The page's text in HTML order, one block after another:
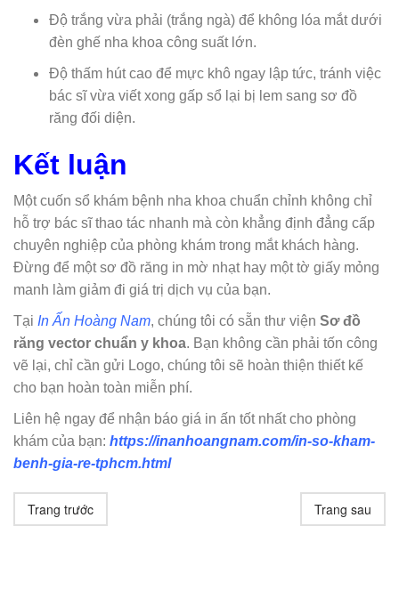
Độ trắng vừa phải (trắng ngà) để không lóa mắt dưới
đèn ghế nha khoa công suất lớn.
Độ thấm hút cao để mực khô ngay lập tức, tránh việc
bác sĩ vừa viết xong gấp sổ lại bị lem sang sơ đồ
răng đối diện.
Kết luận
Một cuốn sổ khám bệnh nha khoa chuẩn chỉnh không chỉ
hỗ trợ bác sĩ thao tác nhanh mà còn khẳng định đẳng cấp
chuyên nghiệp của phòng khám trong mắt khách hàng.
Đừng để một sơ đồ răng in mờ nhạt hay một tờ giấy mỏng
manh làm giảm đi giá trị dịch vụ của bạn.
Tại In Ấn Hoàng Nam, chúng tôi có sẵn thư viện Sơ đồ
răng vector chuẩn y khoa. Bạn không cần phải tốn công
vẽ lại, chỉ cần gửi Logo, chúng tôi sẽ hoàn thiện thiết kế
cho bạn hoàn toàn miễn phí.
Liên hệ ngay để nhận báo giá in ấn tốt nhất cho phòng
khám của bạn: https://inanhoangnam.com/in-so-kham-
benh-gia-re-tphcm.html
Trang trước Trang sau